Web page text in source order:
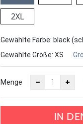
2XL
Gewählte Farbe: black
Gewählte Größe: XS
Menge
IN